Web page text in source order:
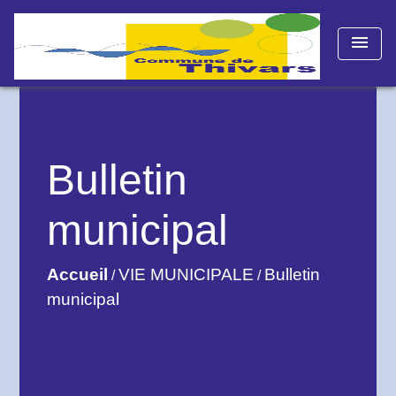
menu
Bulletin
municipal
Accueil /VIE MUNICIPALE / Bulletin
municipal